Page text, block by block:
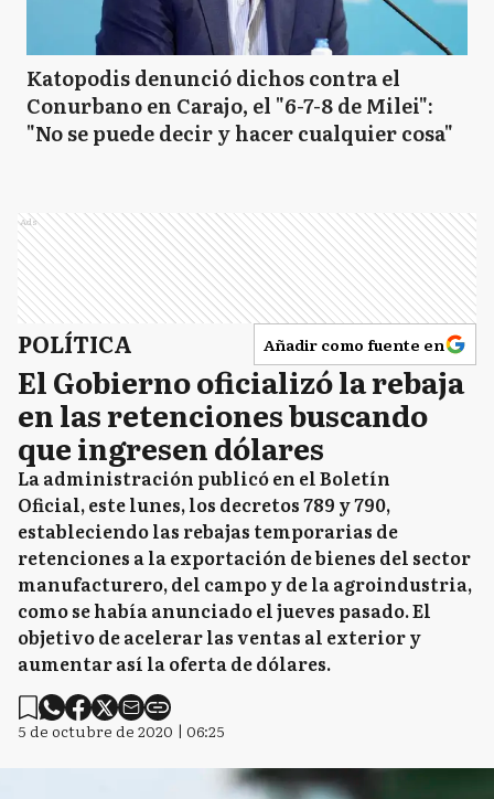
Katopodis denunció dichos contra el
Conurbano en Carajo, el "6-7-8 de Milei":
"No se puede decir y hacer cualquier cosa"
Ads
POLÍTICA Añadir como fuente en
El Gobierno oficializó la rebaja
en las retenciones buscando
que ingresen dólares
La administración publicó en el Boletín
Oficial, este lunes, los decretos 789 y 790,
estableciendo las rebajas temporarias de
retenciones a la exportación de bienes del sector
manufacturero, del campo y de la agroindustria,
como se había anunciado el jueves pasado. El
objetivo de acelerar las ventas al exterior y
aumentar así la oferta de dólares.
5 de octubre de 2020 | 06:25